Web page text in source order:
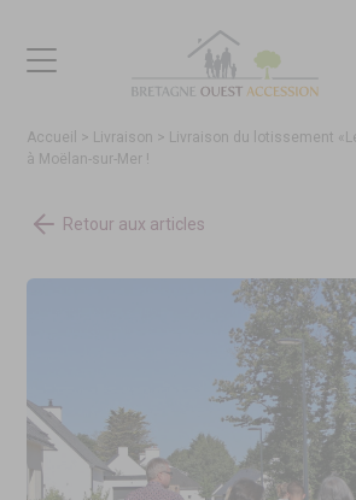
Accueil > Livraison > Livraison du lotissement
à Moëlan-sur-Mer !
Retour aux articles